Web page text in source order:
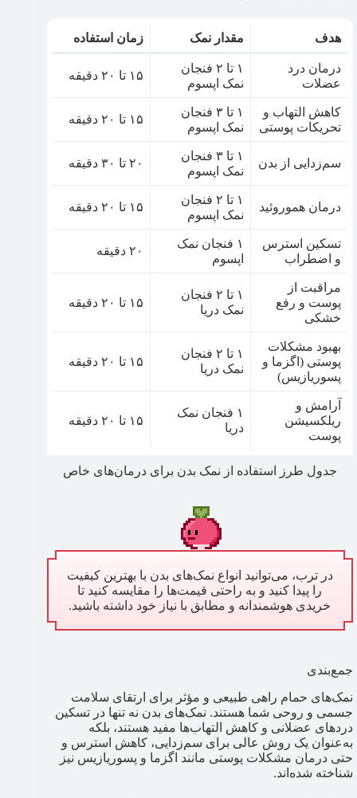
هدف مقدار نمک زمان استفاده
درمان درد
عضلات
۱ تا ۲ فنجان
نمک اپسوم
۱۵ تا ۲۰ دقیقه
کاهش التهاب و
تحریکات پوستی
۱ تا ۳ فنجان
نمک اپسوم
۱۵ تا ۲۰ دقیقه
سم‌زدایی از بدن
۱ تا ۳ فنجان
نمک اپسوم
۲۰ تا ۳۰ دقیقه
درمان هموروئید
۱ تا ۲ فنجان
نمک اپسوم
۱۵ تا ۲۰ دقیقه
تسکین استرس
و اضطراب
۱ فنجان نمک
اپسوم
۲۰ دقیقه
مراقبت از
پوست و رفع
خشکی
۱ تا ۲ فنجان
نمک دریا
۱۵ تا ۲۰ دقیقه
بهبود مشکلات
پوستی (اگزما و
پسوریازیس)
۱ تا ۲ فنجان
نمک دریا
۱۵ تا ۲۰ دقیقه
آرامش و
ریلکسیشن
پوست
۱ فنجان نمک
دریا
۱۵ تا ۲۰ دقیقه
جدول طرز استفاده از نمک بدن برای درمان‌های خاص
در ترب، می‌توانید انواع نمک‌های بدن با بهترین کیفیت
را پیدا کنید و به راحتی قیمت‌ها را مقایسه کنید تا
خریدی هوشمندانه و مطابق با نیاز خود داشته باشید.
جمع‌بندی
نمک‌های حمام راهی طبیعی و مؤثر برای ارتقای سلامت
جسمی و روحی شما هستند. نمک‌های بدن نه تنها در تسکین
دردهای عضلانی و کاهش التهاب‌ها مفید هستند، بلکه
به‌عنوان یک روش عالی برای سم‌زدایی، کاهش استرس و
حتی درمان مشکلات پوستی مانند اگزما و پسوریازیس نیز
شناخته شده‌اند.